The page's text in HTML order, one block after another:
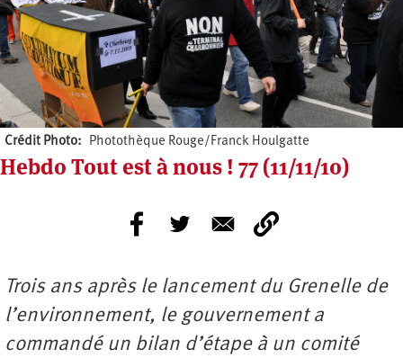
Crédit Photo Photothèque Rouge/Franck Houlgatte
Hebdo Tout est à nous ! 77 (11/11/10)
Trois ans après le lancement du Grenelle de
l’environnement, le gouvernement a
commandé un bilan d’étape à un comité